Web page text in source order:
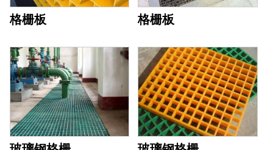
格栅板 格栅板